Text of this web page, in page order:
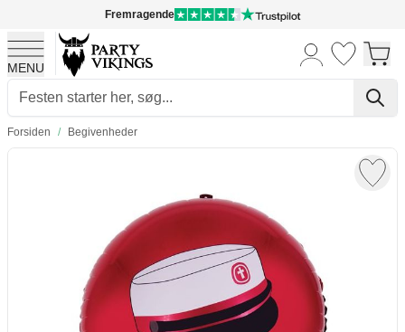
Fremragende
MENU
Skip to Content
Forsiden / Begivenheder